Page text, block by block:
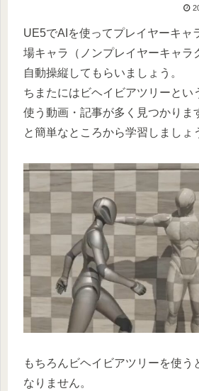
UE5でAIを使ってプレイヤーキャ
場キャラ（ノンプレイヤーキャラ
自動操縦してもらいましょう。
ちまたにはビヘイビアツリーとい
使う動画・記事が多く見つかりま
と簡単なところから学習しましょ
もちろんビヘイビアツリーを使う
なりません。